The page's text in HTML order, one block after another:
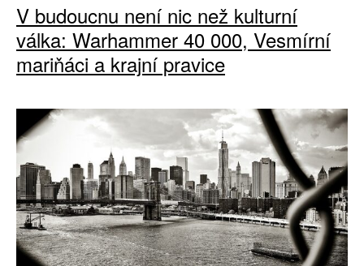
V budoucnu není nic než kulturní
válka: Warhammer 40 000, Vesmírní
mariňáci a krajní pravice